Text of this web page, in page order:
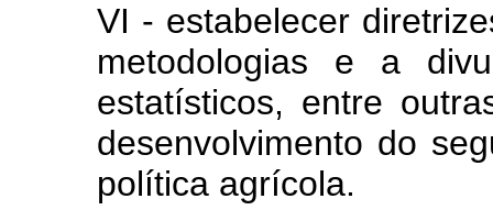
VI - estabelecer
metodologias e a
estatísticos, entre
desenvolvimento do
política agrícola.